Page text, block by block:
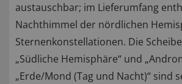
austauschbar; im Lieferumfang
Nachthimmel der nördlichen
Sternenkonstellationen. Die
„Südliche Hemisphäre“ und
„Erde/Mond (Tag und Nacht)“ sind